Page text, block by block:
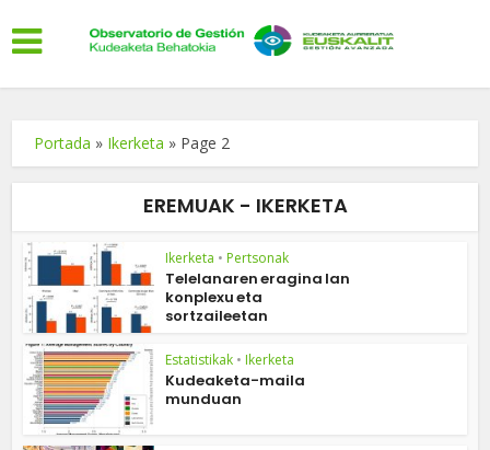
Portada » Ikerketa » Page 2
EREMUAK - IKERKETA
Ikerketa • Pertsonak
Telelanaren eragina lan
konplexu eta
sortzaileetan
Estatistikak • Ikerketa
Kudeaketa-maila
munduan